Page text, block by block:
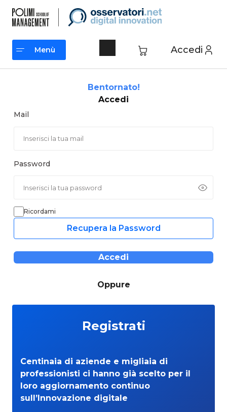
contenuto
Accedi
Menù
Bentornato!
Accedi
Mail
Password
Ricordami
Recupera la Password
Accedi
Oppure
Registrati
Centinaia di aziende e migliaia di
professionisti ci hanno già scelto per il
loro aggiornamento continuo
sull’Innovazione digitale